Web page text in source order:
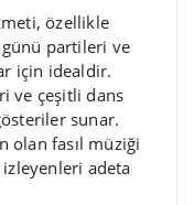
özellikle
partileri ve
için idealdir.
ve çeşitli dans
sunar.
olan fasıl müziği
adeta